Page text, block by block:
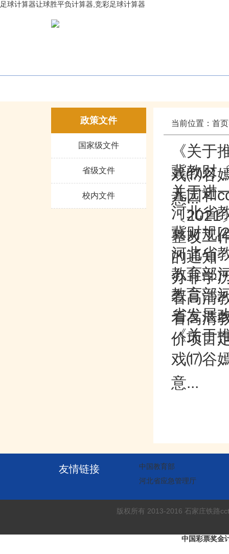
足球计算器让球胜平负计算器,竞彩足球计算器
政策文件
国家级文件
省级文件
校内文件
当前位置： 首页
《关于
戏⒄谷
意...
冀教财
儿园和
关于进
〔2021
河北省
整改工
冀财规
的通知
河北省
办非学
教育部
看高清
教育部
看高清
省发展
价项目
《关于
戏⒄谷
意...
友情链接
中国教育部
河北省应急管理厅
版权所有 2013-2016 石家庄铁路
中国彩票奖金